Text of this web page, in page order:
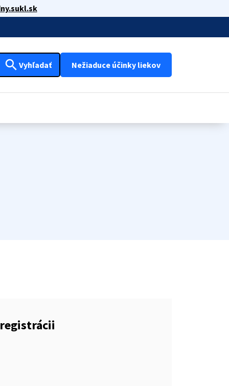
search Vyhľadať Nežiaduce účinky liekov